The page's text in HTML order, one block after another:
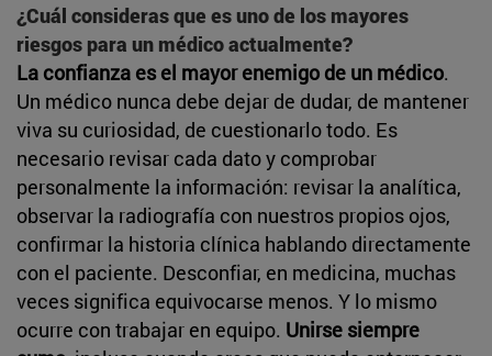
¿Cuál consideras que es uno de los mayores
riesgos para un médico actualmente?
La confianza es el mayor enemigo de un médico.
Un médico nunca debe dejar de dudar, de mantener
viva su curiosidad, de cuestionarlo todo. Es
necesario revisar cada dato y comprobar
personalmente la información: revisar la analítica,
observar la radiografía con nuestros propios ojos,
confirmar la historia clínica hablando directamente
con el paciente. Desconfiar, en medicina, muchas
veces significa equivocarse menos. Y lo mismo
ocurre con trabajar en equipo. Unirse siempre